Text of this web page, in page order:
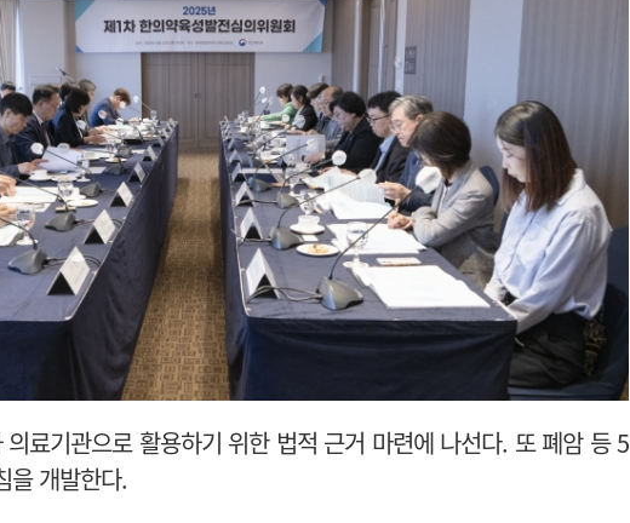
료기관으로 활용하기 위한 법적 근거 마련에 나선다. 또 폐암 등 5
을 개발한다.